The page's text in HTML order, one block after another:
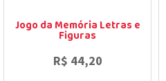
Jogo da Memória Letras e
Figuras
R$ 44,20